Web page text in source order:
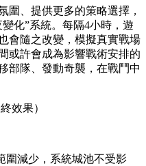
圍、提供更多的策略選擇，
化”系統。每隔4小時，遊
會隨之改變，模擬真實戰場
或許會成為影響戰術安排的
部隊、發動奇襲，在戰鬥中
效果）
圍減少，系統城池不受影